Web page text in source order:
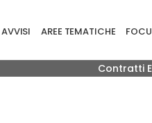
AVVISI AREE TEMATICHE
Contratti